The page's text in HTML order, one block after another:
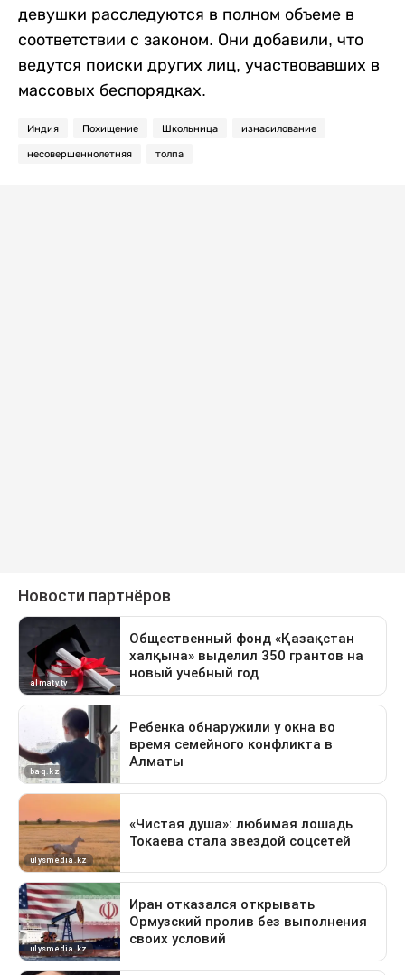
девушки расследуются в полном объеме в
соответствии с законом. Они добавили, что
ведутся поиски других лиц, участвовавших в
массовых беспорядках.
Индия Похищение Школьница изнасилование
несовершеннолетняя толпа